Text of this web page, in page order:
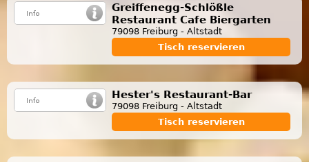
Greiffenegg-Schlößle
Restaurant Cafe Biergarten
79098 Freiburg - Altstadt
Tisch reservieren
Hester's Restaurant-Bar
79098 Freiburg - Altstadt
Tisch reservieren